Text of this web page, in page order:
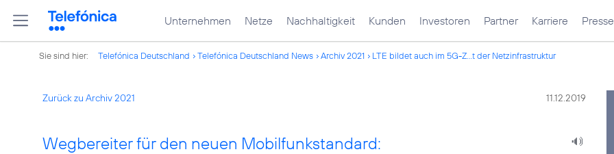
Unternehmen Netze Nachhaltigkeit Kunden Investoren Partner Karriere Presse
Sie sind hier: Telefónica Deutschland Telefónica Deutschland News Archiv 2021 LTE bildet auch im 5G-Z...t der Netzinfrastruktur
Zurück zu Archiv 2021 11.12.2019
Wegbereiter für den neuen Mobilfunkstandard: